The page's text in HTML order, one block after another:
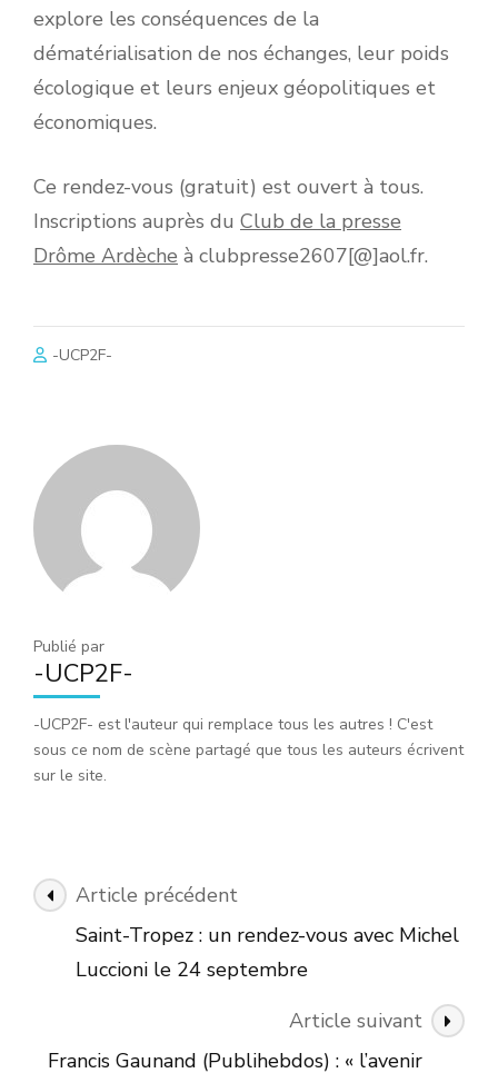
explore les conséquences de la
dématérialisation de nos échanges, leur poids
écologique et leurs enjeux géopolitiques et
économiques.
Ce rendez-vous (gratuit) est ouvert à tous.
Inscriptions auprès du Club de la presse
Drôme Ardèche à clubpresse2607[@]aol.fr.
-UCP2F-
Publié par
-UCP2F-
-UCP2F- est l'auteur qui remplace tous les autres ! C'est
sous ce nom de scène partagé que tous les auteurs écrivent
sur le site.
Navigation
des
articles
Article précédent
Saint-Tropez : un rendez-vous avec Michel
Luccioni le 24 septembre
Article suivant
Francis Gaunand (Publihebdos) : « l’avenir